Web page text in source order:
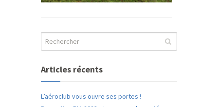
Articles récents
L’aéroclub vous ouvre ses portes !